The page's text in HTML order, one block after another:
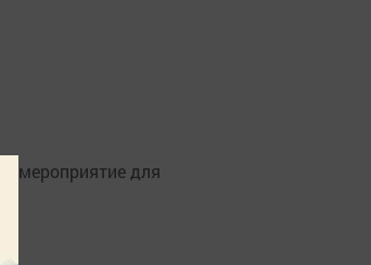
мероприятие для